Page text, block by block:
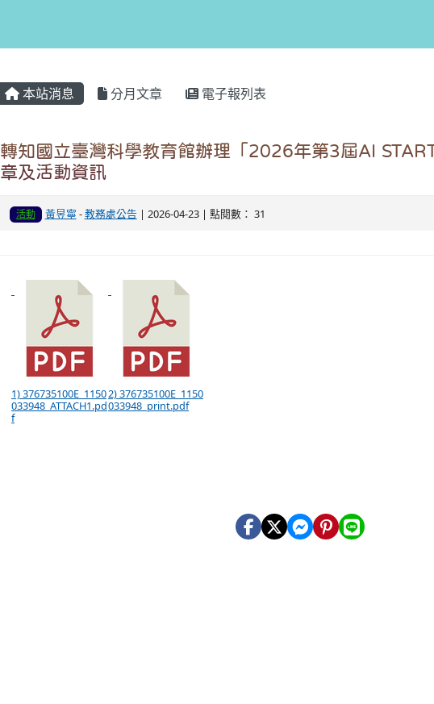
本站消息 分月文章 電子報列表
轉知國立臺灣科學教育館辦理「2026年第3屆AI
章及活動資訊
活動 黃昱寧 -教務處公告 | 2026-04-23 | 點閱數： 31
1) 376735100E_1150
033948_ATTACH1.pd
f
2) 376735100E_1150
033948_print.pdf